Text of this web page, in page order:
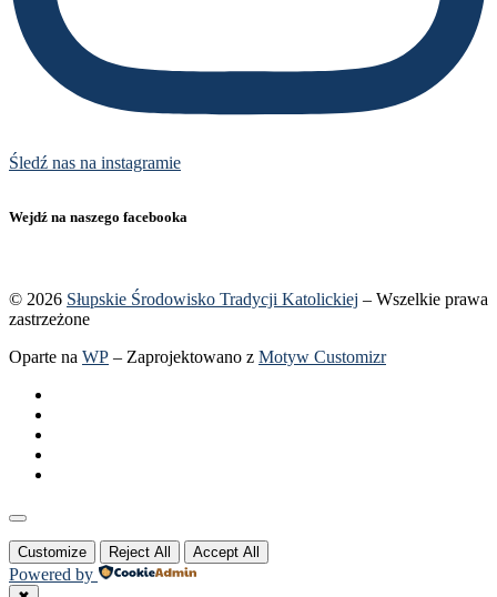
Śledź nas na instagramie
Wejdź na naszego facebooka
© 2026 Słupskie Środowisko Tradycji Katolickiej – Wszelkie prawa
zastrzeżone
Oparte na WP – Zaprojektowano z Motyw Customizr
Customize Reject All Accept All
Powered by